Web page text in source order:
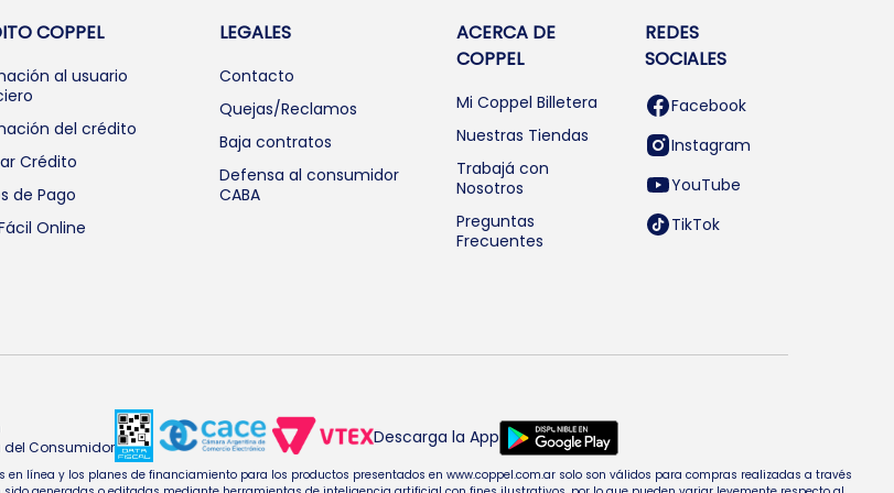
COPPEL
al usuario
del crédito
Crédito
de Pago
Online
LEGALES
Contacto
Quejas/Reclamos
Baja contratos
Defensa al consumidor
CABA
ACERCA DE
COPPEL
Mi Coppel Billetera
Nuestras Tiendas
Trabajá con
Nosotros
Preguntas
Frecuentes
REDES
SOCIALES
Facebook
Instagram
YouTube
TikTok
del Consumidor
Descarga la App
línea y los planes de financiamiento para los productos presentados en www.coppel.com.ar solo son válidos para compras realizadas a través